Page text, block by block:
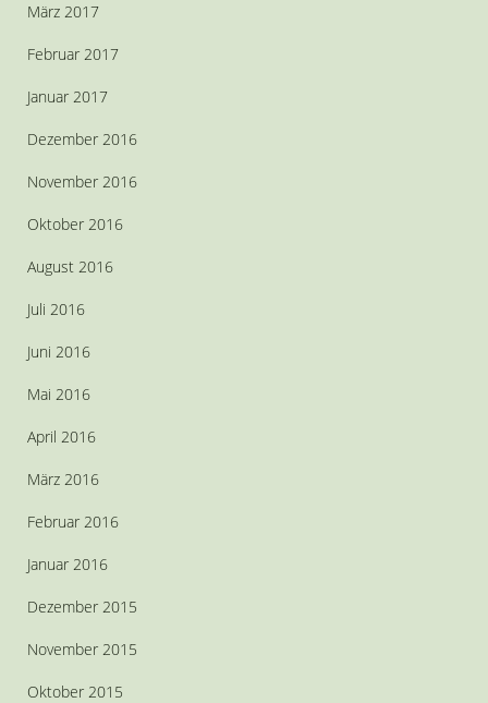
März 2017
Februar 2017
Januar 2017
Dezember 2016
November 2016
Oktober 2016
August 2016
Juli 2016
Juni 2016
Mai 2016
April 2016
März 2016
Februar 2016
Januar 2016
Dezember 2015
November 2015
Oktober 2015